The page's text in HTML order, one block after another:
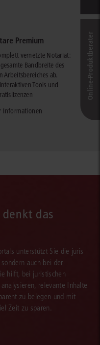
Premium
vernetzte Notariat:
Bandbreite des
Arbeitsbereiches ab.
Tools und
Informationen
das
unterstützt Sie die juris
auch bei der
hilft, bei juristischen
relevante Inhalte
zu belegen und mit
Zeit zu sparen.
Online-Produkt­berater